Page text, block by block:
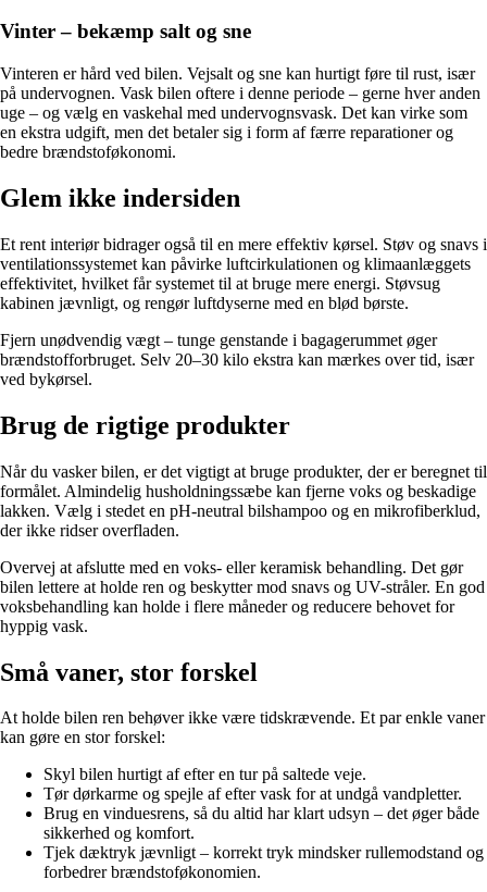
Vinter – bekæmp salt og sne
Vinteren er hård ved bilen. Vejsalt og sne kan hurtigt føre til rust, især
på undervognen. Vask bilen oftere i denne periode – gerne hver anden
uge – og vælg en vaskehal med undervognsvask. Det kan virke som
en ekstra udgift, men det betaler sig i form af færre reparationer og
bedre brændstoføkonomi.
Glem ikke indersiden
Et rent interiør bidrager også til en mere effektiv kørsel. Støv og snavs i
ventilationssystemet kan påvirke luftcirkulationen og klimaanlæggets
effektivitet, hvilket får systemet til at bruge mere energi. Støvsug
kabinen jævnligt, og rengør luftdyserne med en blød børste.
Fjern unødvendig vægt – tunge genstande i bagagerummet øger
brændstofforbruget. Selv 20–30 kilo ekstra kan mærkes over tid, især
ved bykørsel.
Brug de rigtige produkter
Når du vasker bilen, er det vigtigt at bruge produkter, der er beregnet til
formålet. Almindelig husholdningssæbe kan fjerne voks og beskadige
lakken. Vælg i stedet en pH-neutral bilshampoo og en mikrofiberklud,
der ikke ridser overfladen.
Overvej at afslutte med en voks- eller keramisk behandling. Det gør
bilen lettere at holde ren og beskytter mod snavs og UV-stråler. En god
voksbehandling kan holde i flere måneder og reducere behovet for
hyppig vask.
Små vaner, stor forskel
At holde bilen ren behøver ikke være tidskrævende. Et par enkle vaner
kan gøre en stor forskel:
Skyl bilen hurtigt af efter en tur på saltede veje.
Tør dørkarme og spejle af efter vask for at undgå vandpletter.
Brug en vinduesrens, så du altid har klart udsyn – det øger både
sikkerhed og komfort.
Tjek dæktryk jævnligt – korrekt tryk mindsker rullemodstand og
forbedrer brændstoføkonomien.